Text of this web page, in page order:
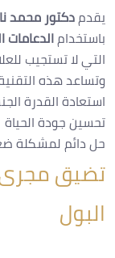
يقدمدكتور محمد
باستخدامالدعامات
التي لا تستجيب
وتساعد هذه
استعادة القدرة
تحسين جودة الحياة
حل دائم لمشكلة
تضيق
البول